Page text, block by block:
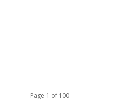
Page 1 of 100